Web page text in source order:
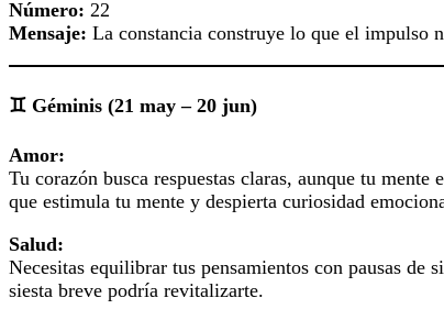
Número: 22
Mensaje: La constancia construye lo que el impulso
♊ Géminis (21 may – 20 jun)
Amor:
Tu corazón busca respuestas claras, aunque tu
que estimula tu mente y despierta curiosidad
Salud:
Necesitas equilibrar tus pensamientos con pausas
siesta breve podría revitalizarte.